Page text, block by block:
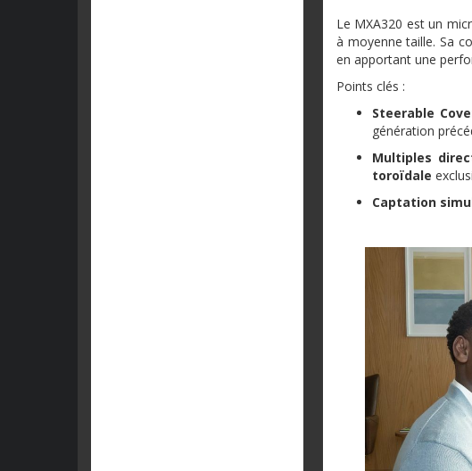
Le MXA320 est un
à moyenne taille. Sa
en apportant une
Points clés :
Steerable
génération
Multiples
toroïdale
Captation